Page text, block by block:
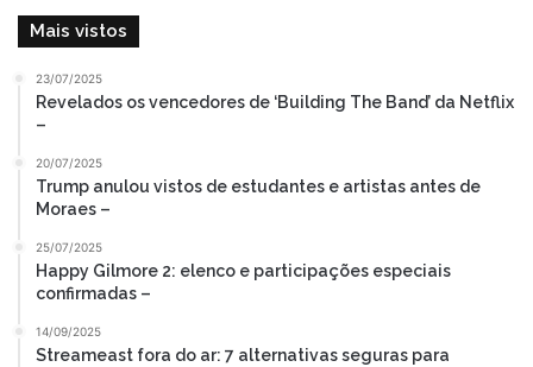
Mais vistos
23/07/2025
Revelados os vencedores de ‘Building The Band’ da Netflix
–
20/07/2025
Trump anulou vistos de estudantes e artistas antes de
Moraes –
25/07/2025
Happy Gilmore 2: elenco e participações especiais
confirmadas –
14/09/2025
Streameast fora do ar: 7 alternativas seguras para